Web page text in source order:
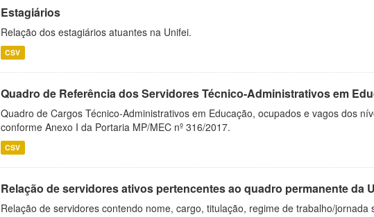
Estagiários
Relação dos estagiários atuantes na Unifei.
CSV
Quadro de Referência dos Servidores Técnico-Administrativos em
Quadro de Cargos Técnico-Administrativos em Educação, ocupados e vagos dos
conforme Anexo I da Portaria MP/MEC nº 316/2017.
CSV
Relação de servidores ativos pertencentes ao quadro permanente da
Relação de servidores contendo nome, cargo, titulação, regime de trabalho/jornada